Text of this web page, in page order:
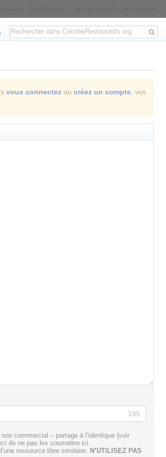
vous connectez ou créez un compte, vos
195
commercial – partage à l’identique (voir
de ne pas les soumettre ici.
ressource libre similaire. N’UTILISEZ PAS
Rechercher